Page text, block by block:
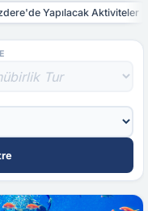
Yapılacak Aktiviteler